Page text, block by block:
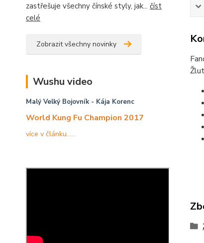
zastřešuje všechny čínské styly, jak... číst
celé
Zobrazit všechny novinky
Wushu video
Malý Velký Bojovník- Kája Korenc
World Kung Fu Champion 2017
více v článku......